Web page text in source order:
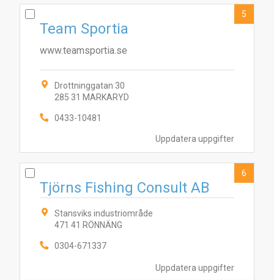
Uppdatera uppgifter
Team Sportia
www.teamsportia.se
Drottninggatan 30
285 31 MARKARYD
0433-10481
5
Uppdatera uppgifter
Tjörns Fishing Consult AB
Stansviks industriområde
471 41 RÖNNÄNG
0304-671337
6